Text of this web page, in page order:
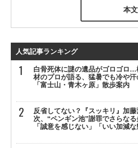
本
人気記事ランキング
白骨死体に謎の遺品がゴロゴロ…
材のプロが語る、猛暑でも冷や汗
「富士山・青木ヶ原」散歩案内
反省してない？『スッキリ』加藤
次、“ペンギン池”謝罪でさらなる
「誠意を感じない」「いい加減な